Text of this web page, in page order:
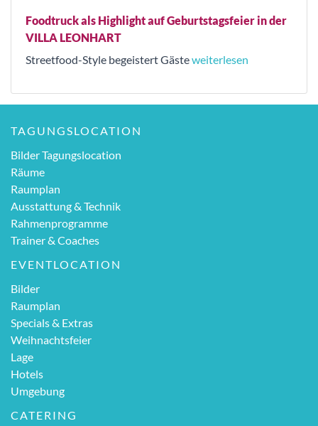
Foodtruck als Highlight auf Geburtstagsfeier in der
VILLA LEONHART
Streetfood-Style begeistert Gästeweiterlesen
TAGUNGSLOCATION
Bilder Tagungslocation
Räume
Raumplan
Ausstattung & Technik
Rahmenprogramme
Trainer & Coaches
EVENTLOCATION
Bilder
Raumplan
Specials & Extras
Weihnachtsfeier
Lage
Hotels
Umgebung
CATERING